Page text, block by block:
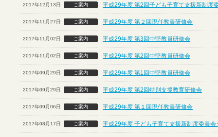
2017年12月13日 ご案内 平成29年度 第2回子ども子育て支援新制度
2017年11月27日 ご案内 平成29年度 第２回現任教員研修会
2017年11月02日 ご案内 平成29年度 第3回中堅教員研修会
2017年11月02日 ご案内 平成29年度 第2回中堅教員研修会
2017年09月29日 ご案内 平成29年度 第1回中堅教員研修会
2017年09月29日 ご案内 平成29年度 第2回特別支援教育研修会
2017年09月06日 ご案内 平成29年度 第１回現任教員研修会
2017年08月17日 ご案内 平成29年度 子ども子育て支援新制度委員会